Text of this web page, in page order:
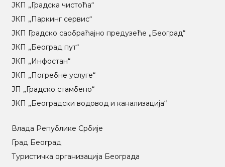
ЈКП „Градска чистоћа“
ЈКП „Паркинг сервис“
ЈКП Градско саобраћајно предузеће „Београд“
ЈКП „Београд пут“
ЈКП „Инфостан“
ЈКП „Погребне услуге“
ЈП „Градско стамбено“
ЈКП „Београдски водовод и канализација“
Влада Републике Србије
Град Београд
Туристичка организација Београда